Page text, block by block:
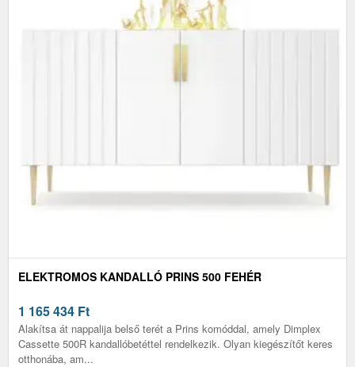
ELEKTROMOS KANDALLÓ PRINS 500 FEHÉR
1 165 434 Ft
Alakítsa át nappalija belső terét a Prins komóddal, amely Dimplex
Cassette 500R kandallóbetéttel rendelkezik. Olyan kiegészítőt keres
otthonába, am...